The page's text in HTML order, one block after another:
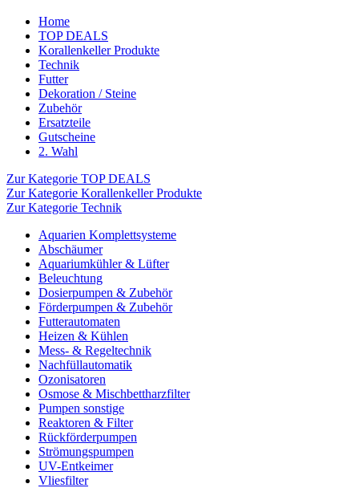
Home
TOP DEALS
Korallenkeller Produkte
Technik
Futter
Dekoration / Steine
Zubehör
Ersatzteile
Gutscheine
2. Wahl
Zur Kategorie TOP DEALS
Zur Kategorie Korallenkeller Produkte
Zur Kategorie Technik
Aquarien Komplettsysteme
Abschäumer
Aquariumkühler & Lüfter
Beleuchtung
Dosierpumpen & Zubehör
Förderpumpen & Zubehör
Futterautomaten
Heizen & Kühlen
Mess- & Regeltechnik
Nachfüllautomatik
Ozonisatoren
Osmose & Mischbettharzfilter
Pumpen sonstige
Reaktoren & Filter
Rückförderpumpen
Strömungspumpen
UV-Entkeimer
Vliesfilter